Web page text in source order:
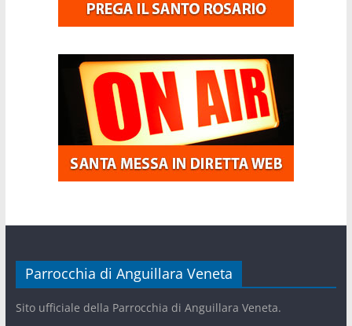
Parrocchia di Anguillara Veneta
Sito ufficiale della Parrocchia di Anguillara Veneta.